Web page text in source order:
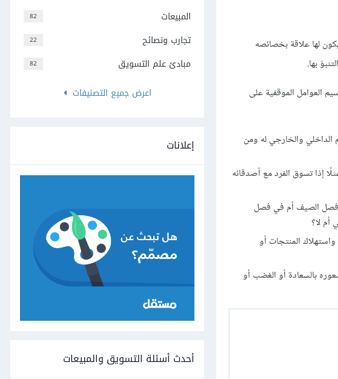
لها علاقة بخصائصه
بها.
العوامل الموقفية على
الداخلي والخارجي له ومن
إذا تسوق الفرد مع أصدقائه
فصل الصيف أم في فصل
أم لا؟
المنتجات أو
بالسعادة أو الغضب أو
82 المبيعات
22 تجارب ونصائح
82
مبادئ علم التسويق
اعرض جميع التصنيفات
إعلانات
أحدث أسئلة التسويق والمبيعات